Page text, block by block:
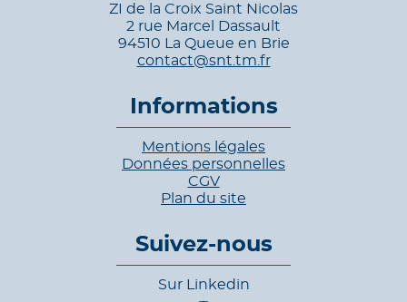
ZI de la Croix Saint Nicolas
2 rue Marcel Dassault
94510 La Queue en Brie
contact@snt.tm.fr
Informations
Mentions légales
Données personnelles
CGV
Plan du site
Suivez-nous
Sur Linkedin